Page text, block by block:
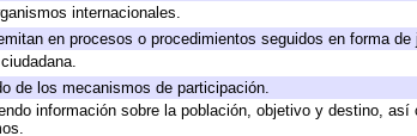
internacionales.
en procesos o procedimientos seguidos en forma de
de los mecanismos de participación.
información sobre la población, objetivo y destino,